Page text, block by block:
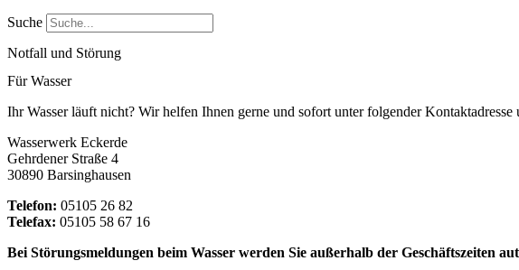
Suche
Notfall und Störung
Für Wasser
Ihr Wasser läuft nicht? Wir helfen Ihnen gerne und sofort unter folgender Kontaktadresse
Wasserwerk Eckerde
Gehrdener Straße 4
30890 Barsinghausen
Telefon: 05105 26 82
Telefax: 05105 58 67 16
Bei Störungsmeldungen beim Wasser werden Sie außerhalb der Geschäftszeiten